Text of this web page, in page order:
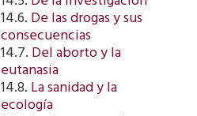
14.6.De las drogas y sus
consecuencias
14.7.Del aborto y la
eutanasia
14.8.La sanidad y la
ecología